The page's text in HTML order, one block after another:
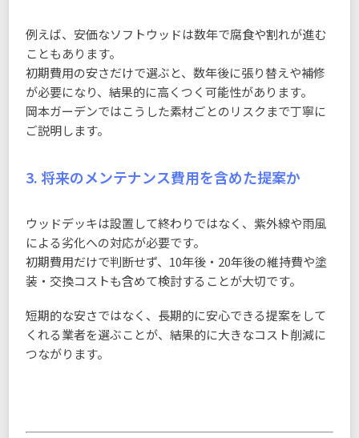
例えば、安価なソフトウッドは数年で腐食や割れが進む
こともあります。
初期費用の安さだけで選ぶと、数年後に張り替えや補修
が必要になり、結果的に高くつく可能性があります。
岡本ガーデンではこうした素材ごとのリスクまで丁寧に
ご説明します。
3. 将来のメンテナンス費用を含めた提案か
ウッドデッキは設置して終わりではなく、紫外線や雨風
による劣化への対応が必要です。
初期費用だけで判断せず、10年後・20年後の維持費や塗
装・交換コストも含めて検討することが大切です。
短期的な安さではなく、長期的に安心できる提案をして
くれる業者を選ぶことが、結果的に大きなコスト削減に
つながります。